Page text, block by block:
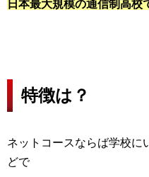
日本最大規模の通信制高校
特徴は？
ネットコースならば学校に
どで